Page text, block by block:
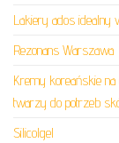
Lakiery ados
Rezonans Warszawa
Kremy koreańskie
twarzy do potrzeb
Silicolgel